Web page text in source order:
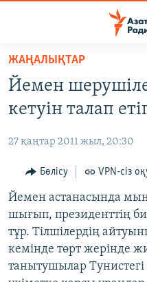
Skip
main
content
to
Navigation
Skip
to
Search
ЖАҢАЛЫҚТАР
AZATTYQTV
ҚАҢТАР ОҚИҒАСЫ
АДАМ ҚҰҚЫҚТАРЫ
ӘЛЕУМЕТ
ӘЛЕМ
АРНАЙЫ ЖОБАЛАР
ЖАҢАЛЫҚТАР
Йемен
кетуін талап
27 қаңтар 2011 жыл, 20:30
Бөлісу VPN-сіз
Йемен астанасында
шығып, президенттің
тұр. Тілшілердің
кемінде төрт жерінде
танытушылар